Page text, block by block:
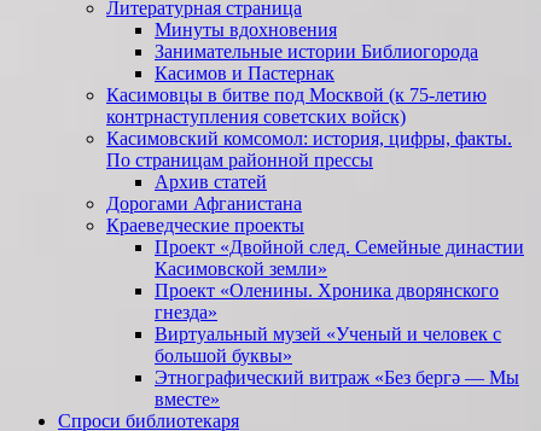
Литературная страница
Минуты вдохновения
Занимательные истории Библиогорода
Касимов и Пастернак
Касимовцы в битве под Москвой (к 75-летию
контрнаступления советских войск)
Касимовский комсомол: история, цифры, факты.
По страницам районной прессы
Архив статей
Дорогами Афганистана
Краеведческие проекты
Проект «Двойной след. Семейные династии
Касимовской земли»
Проект «Оленины. Хроника дворянского
гнезда»
Виртуальный музей «Ученый и человек с
большой буквы»
Этнографический витраж «Без бергə — Мы
вместе»
Спроси библиотекаря